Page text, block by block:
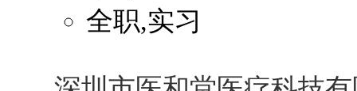
全职,实习